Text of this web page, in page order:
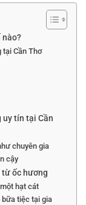
nào?
tại Cần Thơ
uy tín tại Cần
chuyên gia
cậy
từ ốc hương
hạt cát
tiệc tại gia